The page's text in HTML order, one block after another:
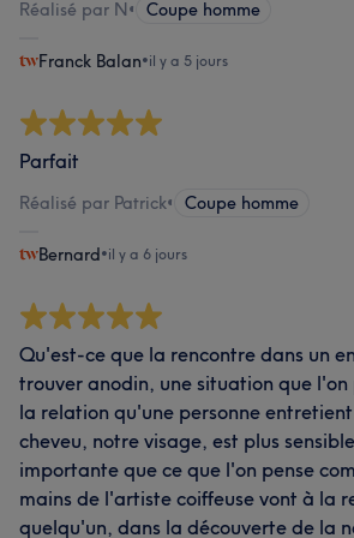
Réalisé par N• Coupe homme
Franck Balan•il y a 5 jours
Parfait
Réalisé par Patrick• Coupe homme
Bernard•il y a 6 jours
Qu'est-ce que la rencontre dans un
trouver anodin, une situation que l'on
la relation qu'une personne
cheveu, notre visage, est plus
importante que ce que l'on pense
mains de l'artiste coiffeuse vont à la
quelqu'un, dans la découverte de la